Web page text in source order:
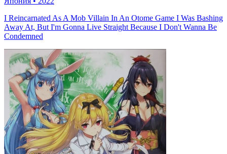
I Reincarnated As A Mob Villain In An Otome Game I Was Bashing
Away At, But I'm Gonna Live Straight Because I Don't Wanna Be
Condemned